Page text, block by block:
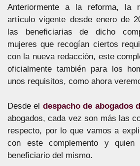
Anteriormente a la reforma, la
artículo vigente desde enero de
las beneficiarias de dicho
mujeres que recogían ciertos
con la nueva redacción, este
oficialmente también para los
unos requisitos, como ahora
Desde el despacho de abogados
abogados, cada vez son más las
respecto, por lo que vamos a
con este complemento y quien
beneficiario del mismo.